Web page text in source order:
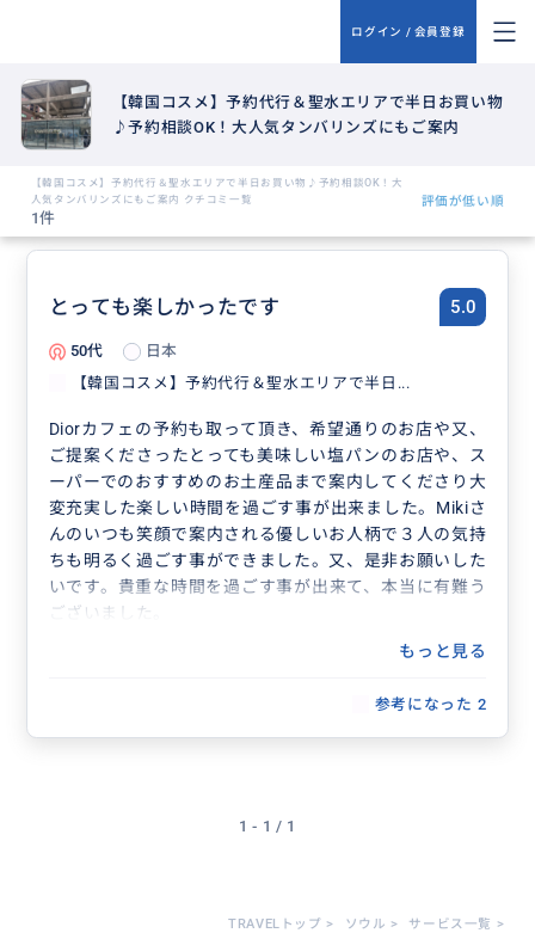
ログイン / 会員登録
【韓国コスメ】予約代行＆聖水エリアで半日お買い物
♪予約相談OK！大人気タンバリンズにもご案内
【韓国コスメ】予約代行＆聖水エリアで半日お買い物♪予約相談OK！大
人気タンバリンズにもご案内 クチコミ一覧
1件
評価が低い順
とっても楽しかったです 5.0
50代
日本
【韓国コスメ】予約代行＆聖水エリアで半日...
Diorカフェの予約も取って頂き、希望通りのお店や又、
ご提案くださったとっても美味しい塩パンのお店や、ス
ーパーでのおすすめのお土産品まで案内してくださり大
変充実した楽しい時間を過ごす事が出来ました。Mikiさ
んのいつも笑顔で案内される優しいお人柄で３人の気持
ちも明るく過ごす事ができました。又、是非お願いした
いです。貴重な時間を過ごす事が出来て、本当に有難う
ございました。
もっと見る
参考になった 2
1 - 1 / 1
TRAVELトップ > ソウル > サービス一覧 >